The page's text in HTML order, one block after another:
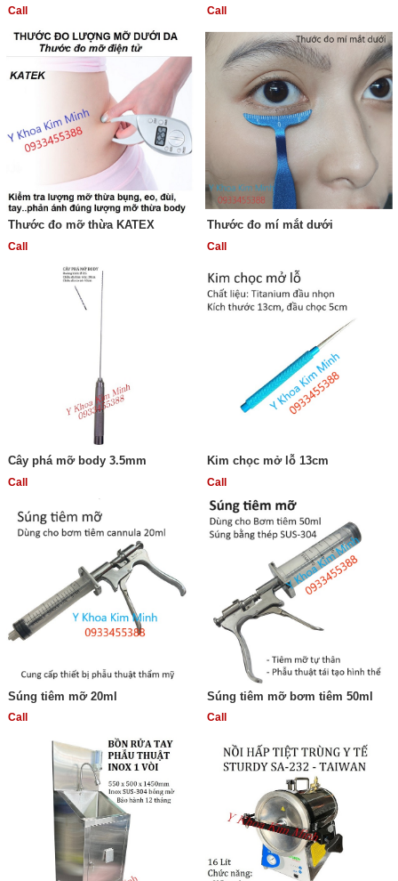
Call Call
Thước đo mỡ thừa KATEX
Call
Thước đo mí mắt dưới
Call
Cây phá mỡ body 3.5mm
Call
Kim chọc mở lỗ 13cm
Call
Súng tiêm mỡ 20ml
Call
Súng tiêm mỡ bơm tiêm 50ml
Call